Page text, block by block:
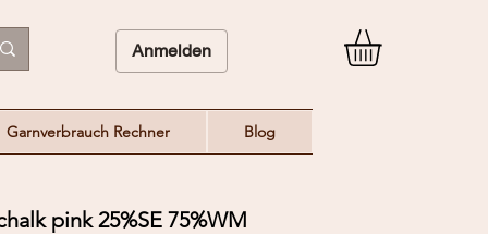
Anmelden
Garnverbrauch Rechner Blog
pink 25%SE 75%WM